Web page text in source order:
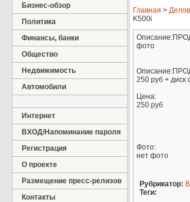
Бизнес-обзор
Политика
Финансы, банки
Общество
Недвижимость
Автомобили
Интернет
ВХОД/Напоминание пароля
Регистрация
О проекте
Размещение пресс-релизов
Контакты
Главная >
K500i
фото
250 руб + диск
Цена:
250 руб
Фото:
нет фото
Рубрикатор:
Теги: